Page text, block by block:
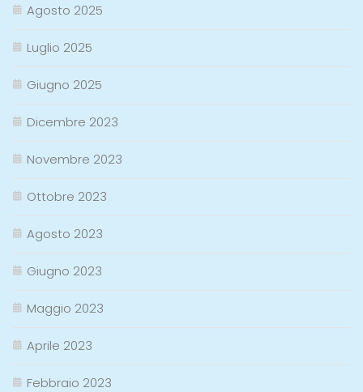
Agosto 2025
Luglio 2025
Giugno 2025
Dicembre 2023
Novembre 2023
Ottobre 2023
Agosto 2023
Giugno 2023
Maggio 2023
Aprile 2023
Febbraio 2023